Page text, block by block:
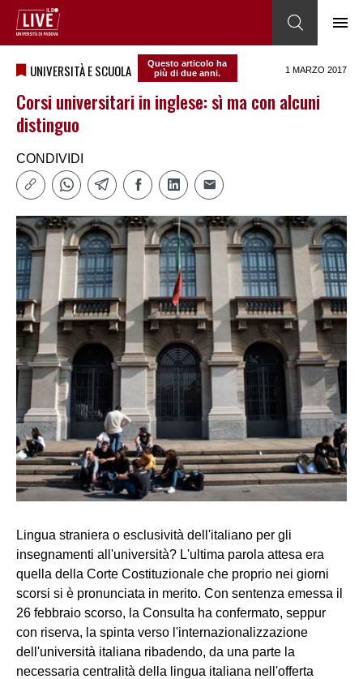
UNIVERSITÀ E SCUOLA
Questo articolo ha
più di due anni.
1 MARZO 2017
Corsi universitari in inglese: sì ma con alcuni
distinguo
CONDIVIDI
Lingua straniera o esclusività dell'italiano per gli
insegnamenti all'università? L'ultima parola attesa era
quella della Corte Costituzionale che proprio nei giorni
scorsi si è pronunciata in merito. Con sentenza emessa il
26 febbraio scorso, la Consulta ha confermato, seppur
con riserva, la spinta verso l'internazionalizzazione
dell'università italiana ribadendo, da una parte la
necessaria centralità della lingua italiana nell'offerta